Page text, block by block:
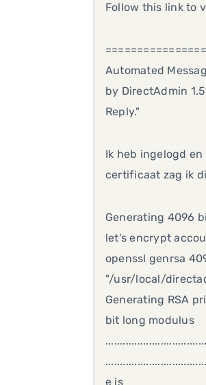
Follow this link to
Automated
by DirectAdmin
Reply."
Ik heb ingelogd
certificaat zag ik
Generating 4096
let's encrypt
openssl genrsa
"/usr/local/
Generating RSA
bit long modulus
e is